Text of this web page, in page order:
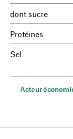
dont sucre
Protéines
Sel
Acteur